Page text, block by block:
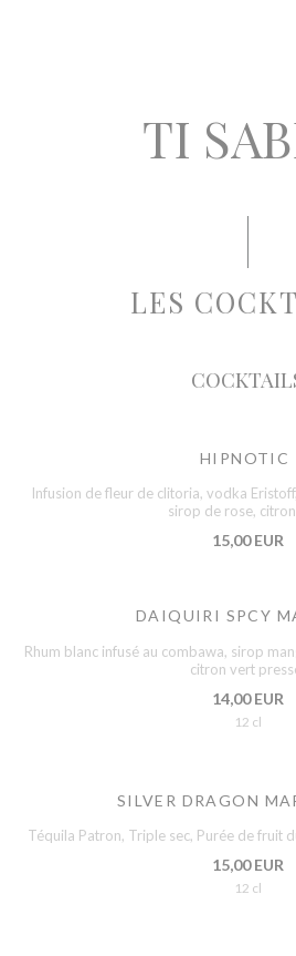
TI
LES
HIPNOTIC
Infusion de fleur de clitoria, vodka
sirop de rose,
15,00 EUR
DAIQUIRI SPCY
Rhum blanc infusé au combawa, sirop
citron vert
14,00 EUR
12 cl
SILVER DRAGON
Téquila Patron, Triple sec, Purée de fruit
15,00 EUR
12 cl